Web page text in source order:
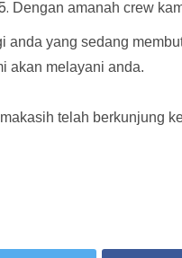
Dengan amanah crew
anda yang sedang
akan melayani anda.
telah berkunjung